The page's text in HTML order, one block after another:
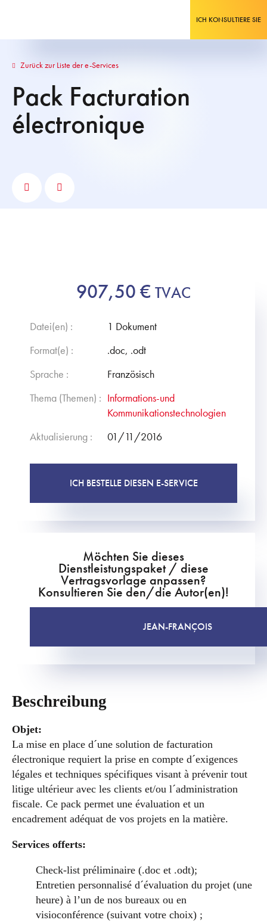
ICH KONSULTIERE SIE
Zurück zur Liste der e-Services
Pack Facturation
électronique
907,50€ TVAC
Datei(en) :
1 Dokument
Format(e) :
.doc, .odt
Sprache :
Französisch
Thema (Themen) : Informations-und
Kommunikationstechnologien
Aktualisierung :
01/11/2016
ICH BESTELLE DIESEN E-SERVICE
Möchten Sie dieses
Dienstleistungspaket / diese
Vertragsvorlage anpassen?
Konsultieren Sie den/die Autor(en)!
JEAN-FRANÇOIS
Beschreibung
Objet:
La mise en place d´une solution de facturation
électronique requiert la prise en compte d´exigences
légales et techniques spécifiques visant à prévenir tout
litige ultérieur avec les clients et/ou l´administration
fiscale. Ce pack permet une évaluation et un
encadrement adéquat de vos projets en la matière.
Services offerts:
Check-list préliminaire (.doc et .odt);
Entretien personnalisé d´évaluation du projet (une
heure) à l’un de nos bureaux ou en
visioconférence (suivant votre choix) ;